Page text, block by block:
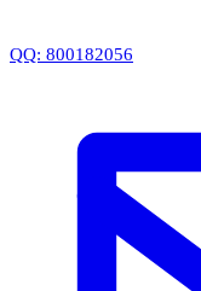
QQ: 800182056